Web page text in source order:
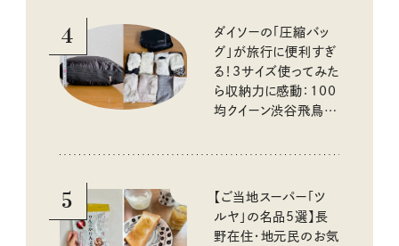
4
ダイソーの「圧縮バッ
グ」が旅行に便利すぎ
る！3サイズ使ってみた
ら収納力に感動：100
均クイーン渋谷飛鳥の
5
【ご当地スーパー「ツ
ルヤ」の名品5選】長
野在住・地元民のお気